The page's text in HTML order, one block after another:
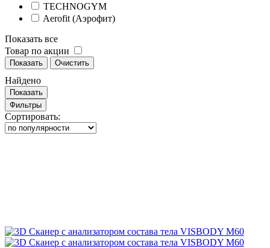
TECHNOGYM
Aerofit (Аэрофит)
Показать все
Товар по акции
Показать Очистить
Найдено
Показать
Фильтры
Сортировать: